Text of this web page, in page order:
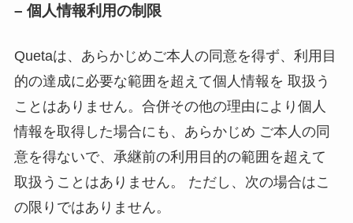
– 個人情報利用の制限
Quetaは、あらかじめご本人の同意を得ず、利用目
的の達成に必要な範囲を超えて個人情報を 取扱う
ことはありません。合併その他の理由により個人
情報を取得した場合にも、あらかじめ ご本人の同
意を得ないで、承継前の利用目的の範囲を超えて
取扱うことはありません。 ただし、次の場合はこ
の限りではありません。